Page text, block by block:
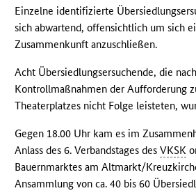
Einzelne identifizierte
sich abwartend, offensichtlich um sich
Zusammenkunft anzuschließen.
Acht Übersiedlungsersuchende, die
Kontrollmaßnahmen der Aufforderung
Theaterplatzes nicht Folge leisteten,
Gegen 18.00 Uhr kam es im
Anlass des 6. Verbandstages desVKSK
Bauernmarktes am Altmarkt/
Ansammlung von ca. 40 bis 60